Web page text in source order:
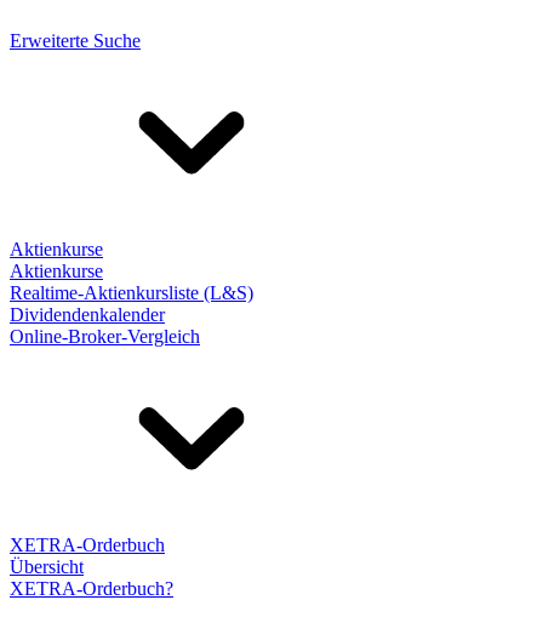
Erweiterte Suche
Aktienkurse
Aktienkurse
Realtime-Aktienkursliste (L&S)
Dividendenkalender
Online-Broker-Vergleich
XETRA-Orderbuch
Übersicht
XETRA-Orderbuch?